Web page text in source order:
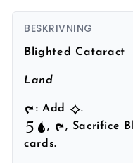
BESKRIVNING
Blighted Cataract
Land
: Add
.
,
, Sacrifice
cards.